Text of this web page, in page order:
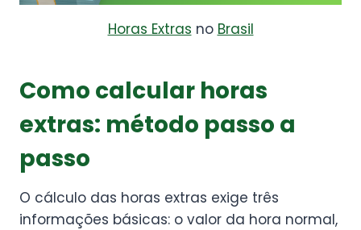
Horas Extras no Brasil
Como calcular horas
extras: método passo a
passo
O cálculo das horas extras exige três
informações básicas: o valor da hora normal,